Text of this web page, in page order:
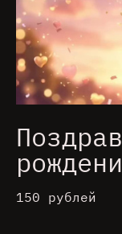
150 рублей